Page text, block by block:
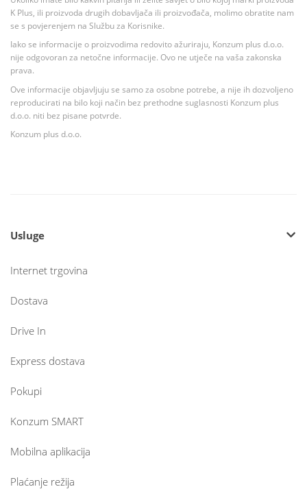
K Plus, ili proizvoda drugih dobavljača ili proizvođača, molimo obratite nam
se s povjerenjem na Službu za Korisnike.
Iako se informacije o proizvodima redovito ažuriraju, Konzum plus d.o.o.
nije odgovoran za netočne informacije. Ovo ne utječe na vaša zakonska
prava.
Ove informacije objavljuju se samo za osobne potrebe, a nije ih dozvoljeno
reproducirati na bilo koji način bez prethodne suglasnosti Konzum plus
d.o.o. niti bez pisane potvrde.
Konzum plus d.o.o.
Usluge
Internet trgovina
Dostava
Drive In
Express dostava
Pokupi
Konzum SMART
Mobilna aplikacija
Plaćanje režija